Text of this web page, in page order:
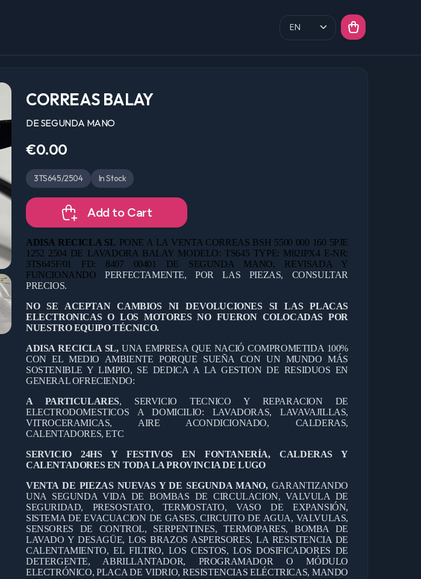
CORREAS BALAY
DE SEGUNDA MANO
€0.00
3TS645/2504 In Stock
Add to Cart
ADISA RECICLA SL PONE A LA VENTA CORREAS BSH 5500 000 160 5PJE
1252 2504 DE LAVADORA BALAY MODELO: TS645 TYPE: M82IPX4 E-NR:
3TS645F/01 FD: 8407 00401 DE SEGUNDA MANO, REVISADA Y
FUNCIONANDOPERFECTAMENTE, POR LAS PIEZAS, CONSULTAR
PRECIOS.
NO SE ACEPTAN CAMBIOS NI DEVOLUCIONES SI LAS PLACAS
ELECTRONICAS O LOS MOTORES NO FUERON COLOCADAS POR
NUESTRO EQUIPO TÉCNICO.
ADISA RECICLA SL, UNA EMPRESA QUE NACIÓ COMPROMETIDA 100%
CON EL MEDIO AMBIENTE PORQUE SUEÑA CON UN MUNDO MÁS
SOSTENIBLE Y LIMPIO, SE DEDICA A LA GESTION DE RESIDUOS EN
GENERAL OFRECIENDO:
A PARTICULARES, SERVICIO TECNICO Y REPARACION DE
ELECTRODOMESTICOS A DOMICILIO: LAVADORAS, LAVAVAJILLAS,
VITROCERAMICAS, AIRE ACONDICIONADO, CALDERAS,
CALENTADORES, ETC
SERVICIO 24HS Y FESTIVOS EN FONTANERÍA, CALDERAS Y
CALENTADORES EN TODA LA PROVINCIA DE LUGO
VENTA DE PIEZAS NUEVAS Y DE SEGUNDA MANO,GARANTIZANDO
UNA SEGUNDA VIDA DE BOMBAS DE CIRCULACION, VALVULA DE
SEGURIDAD, PRESOSTATO, TERMOSTATO, VASO DE EXPANSIÓN,
SISTEMA DE EVACUACION DE GASES, CIRCUITO DE AGUA, VALVULAS,
SENSORES DE CONTROL, SERPENTINES, TERMOPARES, BOMBA DE
LAVADO Y DESAGÜE, LOS BRAZOS ASPERSORES, LA RESISTENCIA DE
CALENTAMIENTO, EL FILTRO, LOS CESTOS, LOS DOSIFICADORES DE
DETERGENTE, ABRILLANTADOR, PROGRAMADOR O MÓDULO
ELECTRÓNICO, PLACA DE VIDRIO, RESISTENCIAS ELÉCTRICAS, MANDO